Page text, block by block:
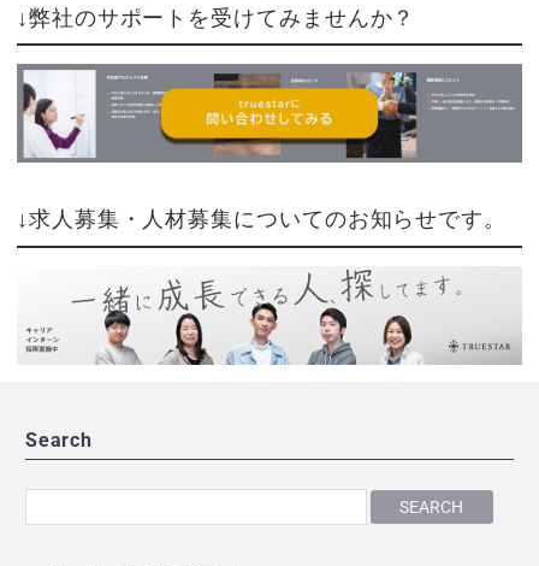
↓弊社のサポートを受けてみませんか？
↓求人募集・人材募集についてのお知らせです。
Search
SEARCH